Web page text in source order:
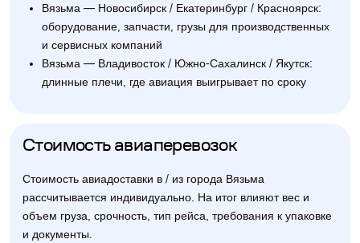
Вязьма — Новосибирск / Екатеринбург / Красноярск:
оборудование, запчасти, грузы для производственных
и сервисных компаний
Вязьма — Владивосток / Южно-Сахалинск / Якутск:
длинные плечи, где авиация выигрывает по сроку
Стоимость авиаперевозок
Стоимость авиадоставки в / из города Вязьма
рассчитывается индивидуально. На итог влияют вес и
объем груза, срочность, тип рейса, требования к упаковке
и документы.